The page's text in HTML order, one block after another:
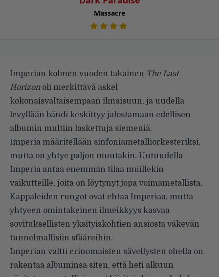
Massacre
Imperian kolmen vuoden takainen The Last
Horizon oli merkittävä askel
kokonaisvaltaisempaan ilmaisuun, ja uudella
levyllään bändi keskittyy jalostamaan edellisen
albumin multiin laskettuja siemeniä.
Imperia määritellään sinfoniametalliorkesteriksi,
mutta on yhtye paljon muutakin. Uutuudella
Imperia antaa enemmän tilaa muillekin
vaikutteille, joita on löytynyt jopa voimametallista.
Kappaleiden rungot ovat ehtaa Imperiaa, mutta
yhtyeen omintakeinen ilmeikkyys kasvaa
sovituksellisten yksityiskohtien ansiosta väkevän
tunnelmallisiin sfääreihin.
Imperian valtti erinomaisten sävellysten ohella on
rakentaa albuminsa siten, että heti alkuun